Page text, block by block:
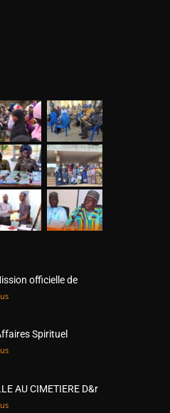
officielle de
Spirituel
AU CIMETIERE D&r